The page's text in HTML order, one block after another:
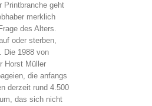
Printbranche geht
merklich
des Alters.
oder sterben,
Die 1988 von
Horst Müller
die anfangs
derzeit rund 4.500
das sich nicht